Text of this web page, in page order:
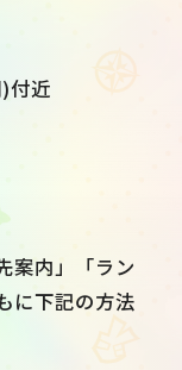
付近
案内」「ラン
に下記の方法